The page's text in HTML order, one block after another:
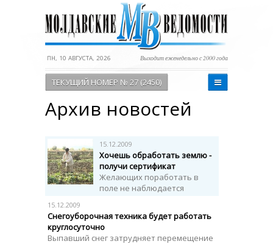
ПН, 10 АВГУСТА, 2026 Выходит еженедельно с 2000 года
ТЕКУЩИЙ НОМЕР № 27 (2450)
Архив новостей
15.12.2009
Хочешь обработать землю -
получи сертификат
Желающих поработать в
поле не наблюдается
15.12.2009
Снегоуборочная техника будет работать
круглосуточно
Выпавший снег затрудняет перемещение